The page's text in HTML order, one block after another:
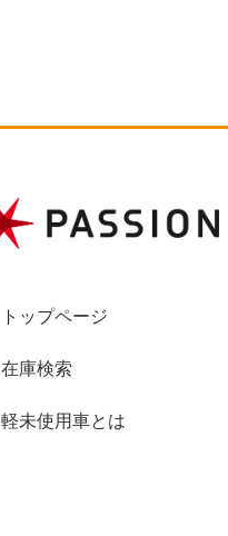
トップページ
在庫検索
軽未使用車とは